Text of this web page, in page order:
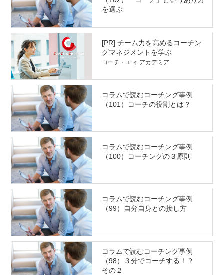
を選ぶ
[PR] チーム力を高めるコーチン
グマネジメントを学ぶ
コーチ・エィ アカデミア
コラムで読むコーチング事例
（101）コーチの役割とは？
コラムで読むコーチング事例
（100）コーチングの３原則
コラムで読むコーチング事例
（99）自分自身との接し方
コラムで読むコーチング事例
（98）３分でコーチする！？
その２